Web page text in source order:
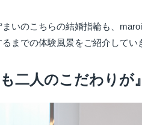
いのこちらの結婚指輪も、
るまでの体験風景をご紹介して
二人のこだわりが』